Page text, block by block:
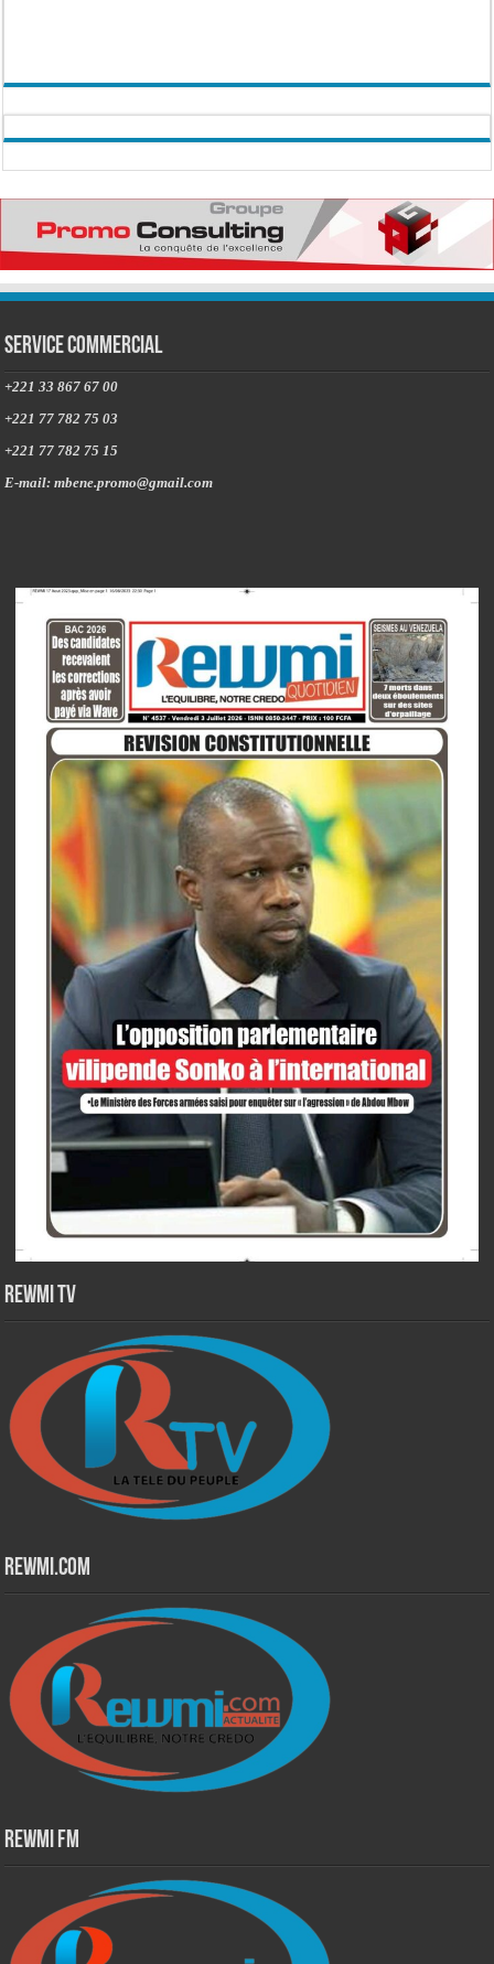
Service commercial
+221 33 867 67 00
+221 77 782 75 03
+221 77 782 75 15
E-mail: mbene.promo@gmail.com
Rewmi TV
Rewmi.Com
Rewmi Fm